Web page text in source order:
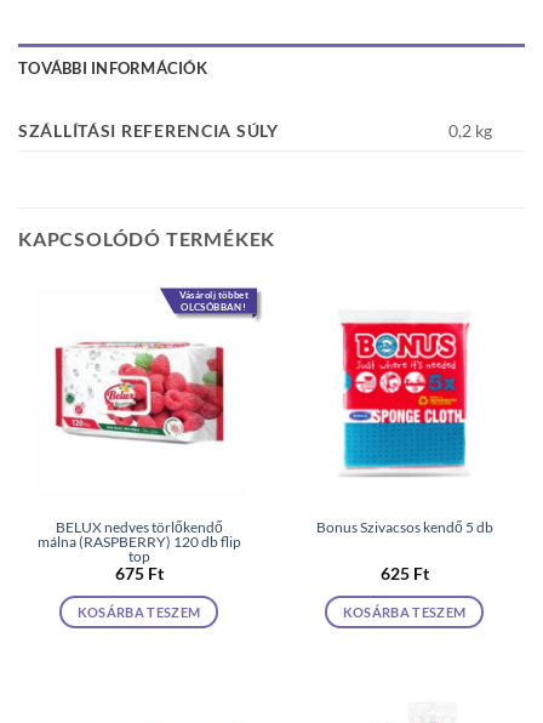
TOVÁBBI INFORMÁCIÓK
SZÁLLÍTÁSI REFERENCIA SÚLY 0,2 kg
KAPCSOLÓDÓ TERMÉKEK
Vásárolj többet
OLCSÓBBAN!
BELUX nedves törlőkendő
málna (RASPBERRY) 120 db flip
top
675 Ft
KOSÁRBA TESZEM
Bonus Szivacsos kendő 5 db
625 Ft
KOSÁRBA TESZEM